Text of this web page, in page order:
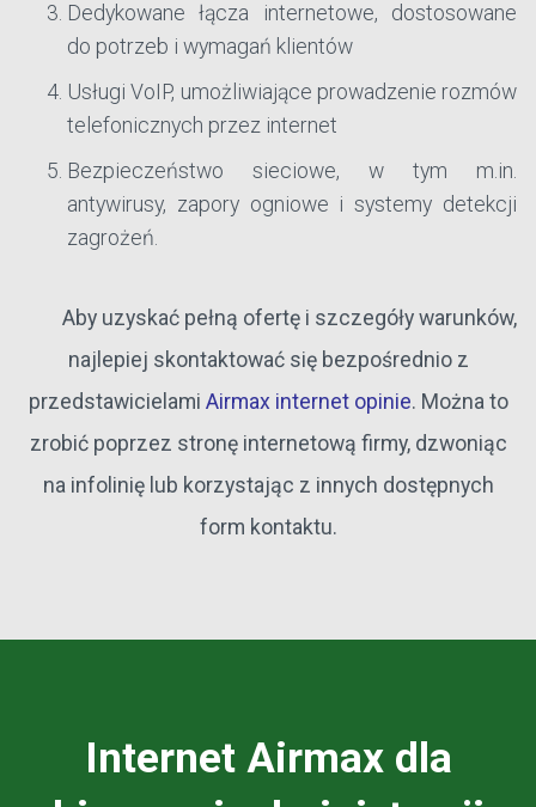
Dedykowane łącza internetowe, dostosowane
do potrzeb i wymagań klientów
Usługi VoIP, umożliwiające prowadzenie rozmów
telefonicznych przez internet
Bezpieczeństwo sieciowe, w tym m.in.
antywirusy, zapory ogniowe i systemy detekcji
zagrożeń.
Aby uzyskać pełną ofertę i szczegóły warunków,
najlepiej skontaktować się bezpośrednio z
przedstawicielami Airmax internet opinie. Można to
zrobić poprzez stronę internetową firmy, dzwoniąc
na infolinię lub korzystając z innych dostępnych
form kontaktu.
Internet Airmax dla